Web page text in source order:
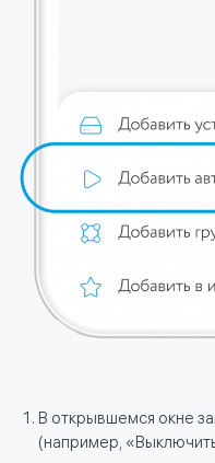
В открывшемся окне
(например,